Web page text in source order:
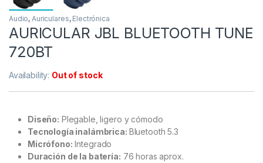
Audio,Auriculares, Electrónica
AURICULAR JBL BLUETOOTH TUNE
720BT
Availability: Out of stock
Diseño: Plegable, ligero y cómodo
Tecnología inalámbrica: Bluetooth 5.3
Micrófono: Integrado
Duración de la batería: 76 horas aprox.